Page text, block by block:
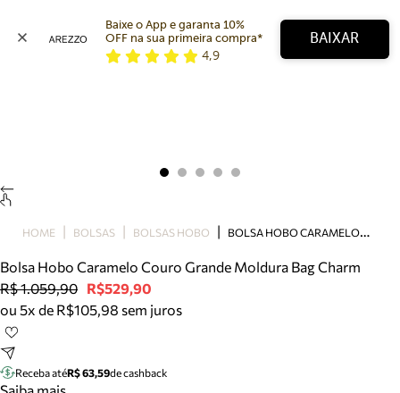
Bolsa
Tamanco
Tênis
Mule
Tire dúvidas sobre pedidos, devoluções e mais.
Baixe o App e garanta 10%
OFF na sua primeira compra*
4,9
BAIXAR
HOME BOLSAS BOLSAS HOBO B
OLSA HOBO CARAMELO COURO GRANDE MOLDURA BAG CHARM
Bolsa Hobo Caramelo Couro Grande Moldura Bag Charm
R$ 1.059,90 R$529,90
ou 5x de R$105,98 sem juros
Receba atéR$ 63,59de cashback